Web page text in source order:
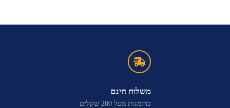
משלוח חינם
בהזמנות מעל 200 שקלים